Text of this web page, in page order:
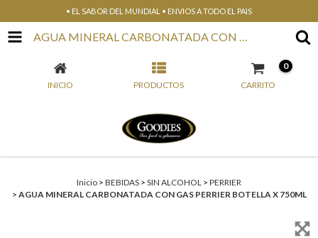
• EL SABOR DEL MUNDIAL • ENVIOS A TODO EL PAIS
AGUA MINERAL CARBONATADA CON GAS PERRIER BOTELLA X 750ML
INICIO PRODUCTOS CARRITO
0
Inicio > BEBIDAS > SIN ALCOHOL > PERRIER
> AGUA MINERAL CARBONATADA CON GAS PERRIER BOTELLA X 750ML